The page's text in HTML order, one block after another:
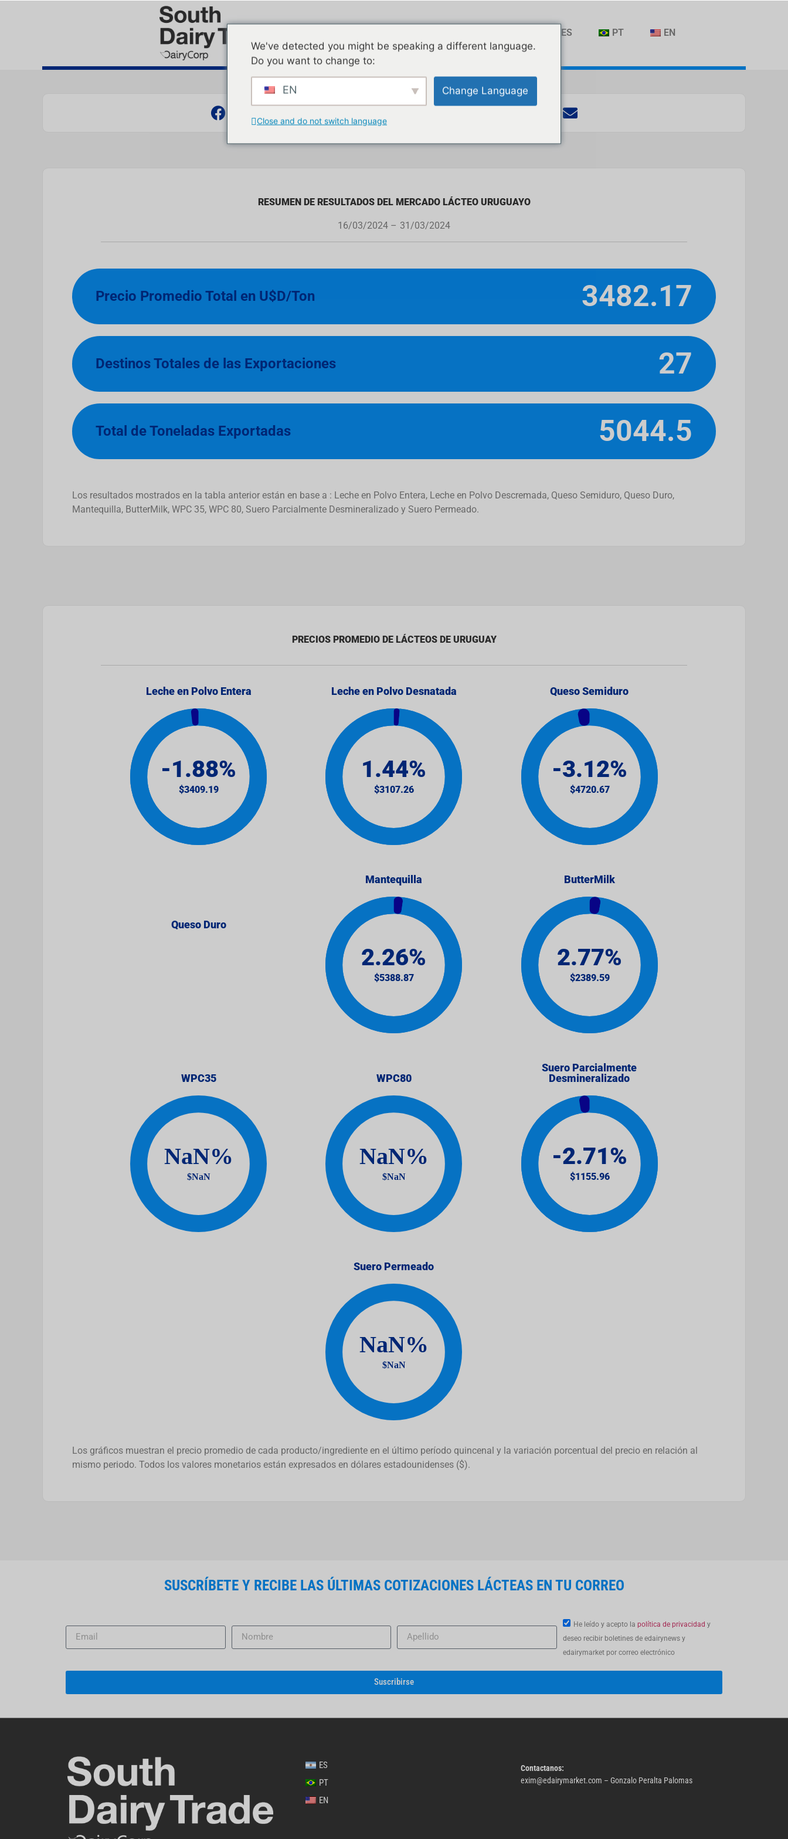
ES PT EN
RESUMEN DE RESULTADOS DEL MERCADO LÁCTEO URUGUAYO
16/03/2024 – 31/03/2024
Precio Promedio Total en U$D/Ton 3482.17
Destinos Totales de las Exportaciones 27
Total de Toneladas Exportadas 5044.5
Los resultados mostrados en la tabla anterior están en base a : Leche en Polvo Entera, Leche en Polvo Descremada, Queso Semiduro, Queso Duro,
Mantequilla, ButterMilk, WPC 35, WPC 80, Suero Parcialmente Desmineralizado y Suero Permeado.
PRECIOS PROMEDIO DE LÁCTEOS DE URUGUAY
Leche en Polvo Entera Leche en Polvo Desnatada Queso Semiduro
Queso Duro
Mantequilla ButterMilk
WPC35 WPC80
Suero Parcialmente
Desmineralizado
Suero Permeado
Los gráficos muestran el precio promedio de cada producto/ingrediente en el último período quincenal y la variación porcentual del precio en relación al
mismo periodo. Todos los valores monetarios están expresados en dólares estadounidenses ($).
SUSCRÍBETE Y RECIBE LAS ÚLTIMAS COTIZACIONES LÁCTEAS EN TU CORREO
He leído y acepto la política de privacidad y
deseo recibir boletines de edairynews y
edairymarket por correo electrónico
Suscribirse
ES
PT
EN
Contactanos:
exim@edairymarket.com – Gonzalo Peralta Palomas
We've detected you might be speaking a different language.
Do you want to change to:
EN Change Language
Close and do not switch language